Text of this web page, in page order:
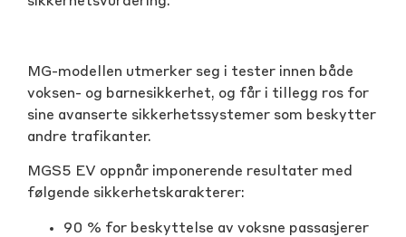
MG-modellen utmerker seg i tester innen både
voksen- og barnesikkerhet, og får i tillegg ros for
sine avanserte sikkerhetssystemer som beskytter
andre trafikanter.
MGS5 EV oppnår imponerende resultater med
følgende sikkerhetskarakterer:
90 % for beskyttelse av voksne passasjerer